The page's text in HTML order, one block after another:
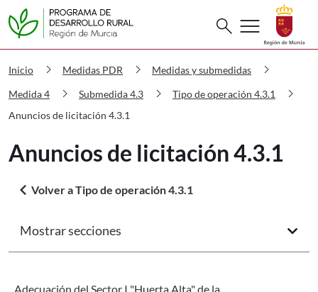
PDR Anuncios de licitación 4.3.1
Buscar
search menu
Inicio chevron_right Medidas PDR chevron_right Medidas y submedidas chevron_right
Medida 4 chevron_right Submedida 4.3 chevron_right Tipo de operación 4.3.1 chevron_right
Anuncios de licitación 4.3.1
Anuncios de licitación 4.3.1
arrow_back_ios Volver a Tipo de operación 4.3.1
Mostrar secciones arrow_forward_ios
Adecuación del Sector I "Huerta Alta" de la